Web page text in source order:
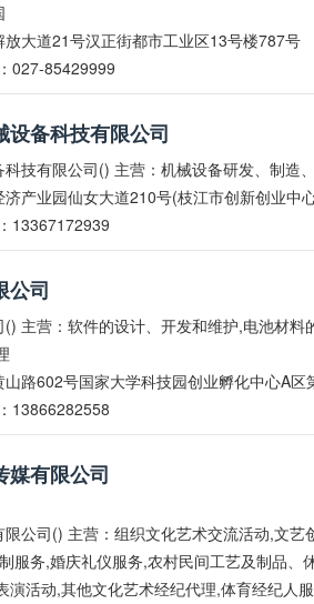
大道21号汉正街都市工业区13号楼787号
027-85429999
设备科技有限公司
技有限公司() 主营：机械设备研发、制造
产业园仙女大道210号(枝江市创新创业中
13367172939
公司
主营：软件的设计、开发和维护,电池材
路602号国家大学科技园创业孵化中心A区
13866282558
媒有限公司
限公司() 主营：组织文化艺术交流活动,文
服务,婚庆礼仪服务,农村民间工艺及制品
演活动,其他文化艺术经纪代理,体育经纪人